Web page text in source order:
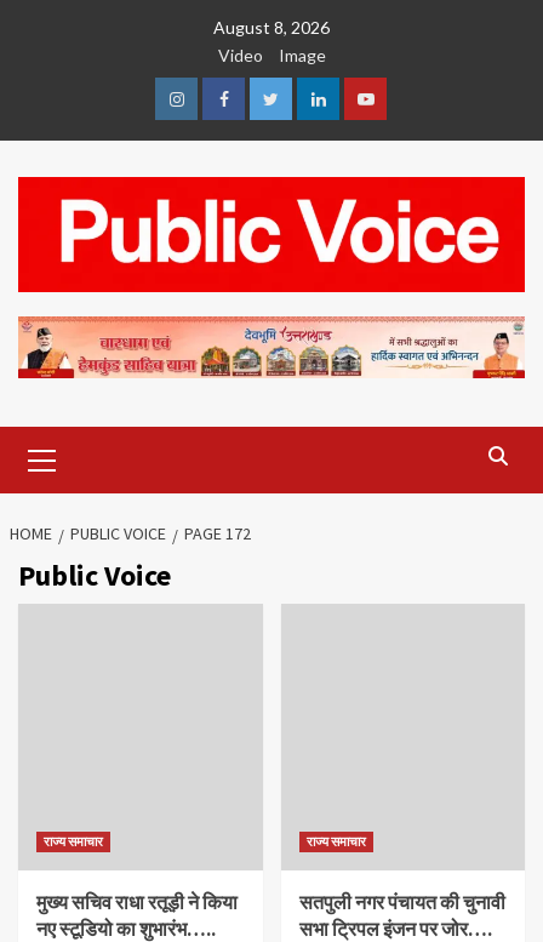
August 8, 2026
Video
Image
InstagramFacebookTwitterLinkedinYoutube
Menu
HOME PUBLIC VOICE PAGE 172
Public Voice
राज्य समाचार
मुख्य सचिव राधा रतूड़ी ने किया
नए स्टूडियो का शुभारंभ…..
राज्य समाचार
सतपुली नगर पंचायत की चुनावी
सभा ट्रिपल इंजन पर जोर….